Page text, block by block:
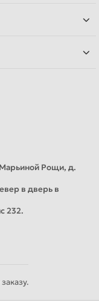
Рощи, д.
в дверь в
232.